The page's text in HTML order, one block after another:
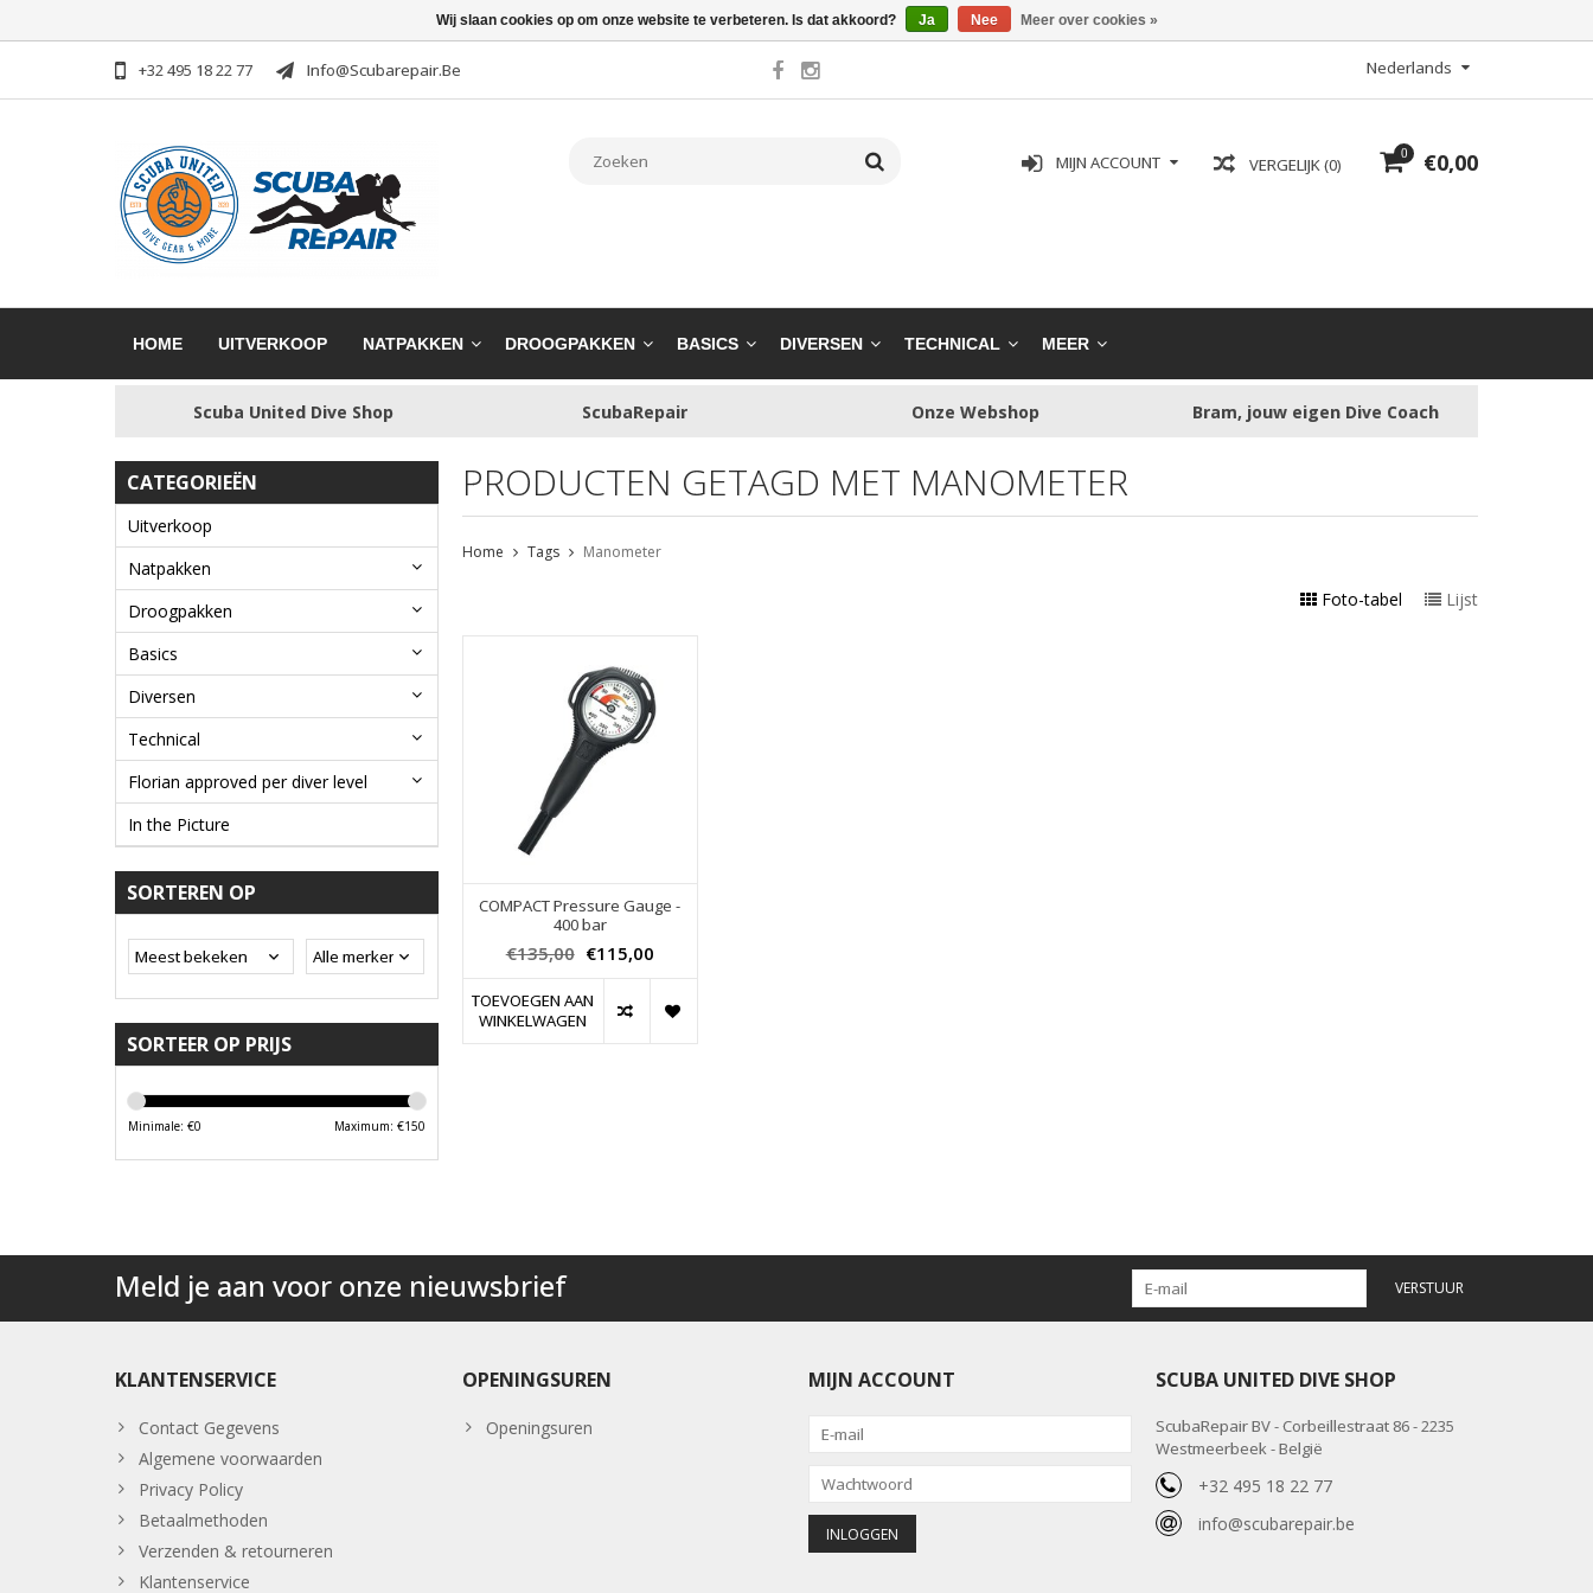
+32 495 18 22 77 Info@scubarepair.be Nederlands
0 €0,00
VERGELIJK (0)
MIJN ACCOUNT
HOME UITVERKOOP NATPAKKEN DROOGPAKKEN BASICS DIVERSEN TECHNICAL MEER
Scuba United Dive Shop ScubaRepair Onze Webshop Bram, jouw eigen Dive Coach
CATEGORIEËN
Uitverkoop
Natpakken
Droogpakken
Basics
Diversen
Technical
Florian approved per diver level
In the Picture
SORTEREN OP
SORTEER OP PRIJS
Minimale: €0 Maximum: €150
PRODUCTEN GETAGD MET MANOMETER
Home Tags Manometer
Foto-tabel Lijst
COMPACT Pressure Gauge -
400 bar
€135,00 €115,00
TOEVOEGEN AAN
WINKELWAGEN
Meld je aan voor onze nieuwsbrief VERSTUUR
KLANTENSERVICE
Contact Gegevens
Algemene voorwaarden
Privacy Policy
Betaalmethoden
Verzenden & retourneren
Klantenservice
OPENINGSUREN
Openingsuren
MIJN ACCOUNT SCUBA UNITED DIVE SHOP
ScubaRepair BV - Corbeillestraat 86 - 2235
Westmeerbeek - België
+32 495 18 22 77
info@scubarepair.be
Wij slaan cookies op om onze website te verbeteren. Is dat akkoord? Ja Nee Meer over cookies »